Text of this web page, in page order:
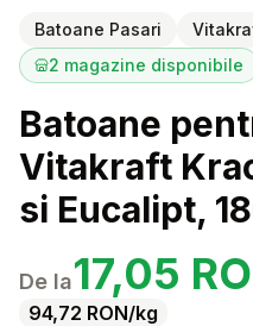
Batoane Pasari
2 magazine disponibile
Batoane
Vitakraft
si Eucalipt,
De la17,05
94,72 RON/kg